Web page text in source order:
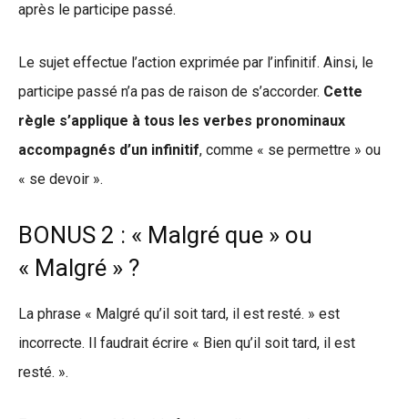
après le participe passé.
Le sujet effectue l’action exprimée par l’infinitif. Ainsi, le
participe passé n’a pas de raison de s’accorder. Cette
règle s’applique à tous les verbes pronominaux
accompagnés d’un infinitif, comme « se permettre » ou
« se devoir ».
BONUS 2 : « Malgré que » ou
« Malgré » ?
La phrase « Malgré qu’il soit tard, il est resté. » est
incorrecte. Il faudrait écrire « Bien qu’il soit tard, il est
resté. ».